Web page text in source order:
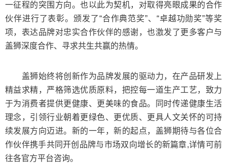
一征程的突围方向。也以此为契机，对取得亮眼成果的合作
伙伴进行了表彰。颁发了“合作典范奖”、“卓越功勋奖”等奖
项，表达品牌对忠实合作伙伴的感谢，也激发了更多客户与
盖狮深度合作、寻求共生共赢的热情。
盖狮始终将创新作为品牌发展的驱动力，在产品研发上
精益求精，严格筛选优质原料，把控每一道生产工艺，致力
于为消费者提供更健康、更美味的食品。同时传递健康生活
理念，引领行业朝着更绿色、更优质、更具人文关怀的可持
续发展方向迈进。新的一年，新的起点，盖狮期待与各位合
作伙伴携手共同开创品牌与市场双向增长的新篇章,详情可前
往各官方平台咨询。